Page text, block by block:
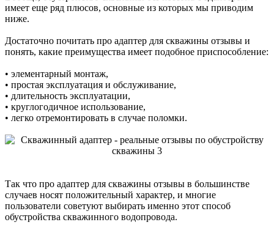
имеет еще ряд плюсов, основные из которых мы приводим
ниже.
Достаточно почитать про адаптер для скважины отзывы и
понять, какие преимущества имеет подобное приспособление:
• элементарный монтаж,
• простая эксплуатация и обслуживание,
• длительность эксплуатации,
• круглогодичное использование,
• легко отремонтировать в случае поломки.
Так что про адаптер для скважины отзывы в большинстве
случаев носят положительный характер, и многие
пользователи советуют выбирать именно этот способ
обустройства скважинного водопровода.